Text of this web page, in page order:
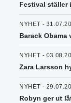
Festival ställer
NYHET -
Barack Obama
NYHET -
Zara Larsson
NYHET -
Robyn ger ut